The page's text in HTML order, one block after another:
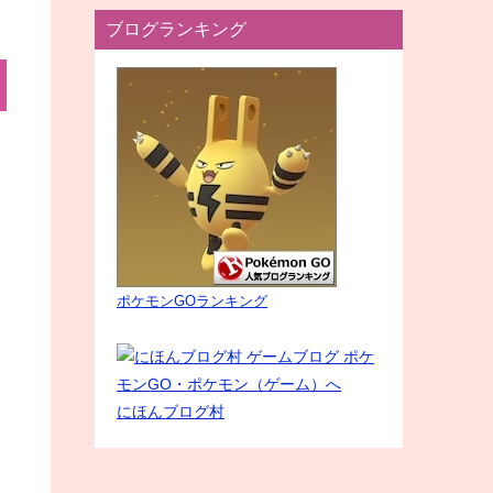
ブログランキング
ポケモンGOランキング
にほんブログ村